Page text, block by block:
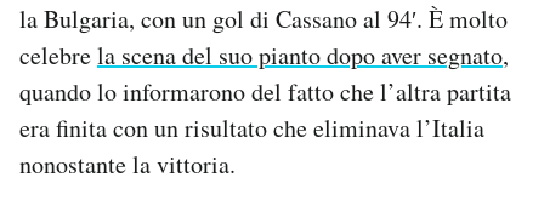
la Bulgaria, con un gol di Cassano al 94′. È molto
celebrela scena del suo pianto dopo aver segnato,
quando lo informarono del fatto che l’altra partita
era finita con un risultato che eliminava l’Italia
nonostante la vittoria.